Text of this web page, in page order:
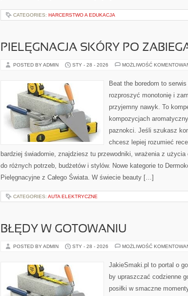
CATEGORIES: HARCERSTWO A EDUKACJA
PIELĘGNACJA SKÓRY PO
POSTED BY ADMIN STY - 28 - 2026 MOŻLIWOŚĆ
Beat the boredom to
rozproszyć monotonię i
przyjemny nawyk. To
kompozycjach
paznokci. Jeśli szukasz
chcesz lepiej rozumieć
bardziej świadomie, znajdziesz tu przewodniki, wrażenia z użycia
do różnych potrzeb, budżetów i stylów. Nowe kategorie to
Pielęgnacyjne z Całego Świata. W świecie beauty […]
CATEGORIES: AUTA ELEKTRYCZNE
BŁĘDY W GOTOWANIU
POSTED BY ADMIN STY - 28 - 2026 MOŻLIWOŚĆ
JakieSmaki.pl to portal o
by upraszczać codzienne
posiłki w smaczne